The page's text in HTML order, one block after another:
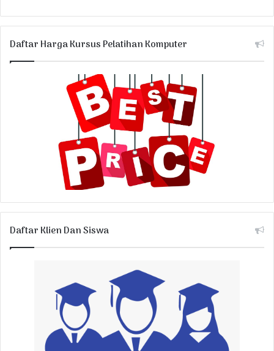
Daftar Harga Kursus Pelatihan Komputer
Daftar Klien Dan Siswa